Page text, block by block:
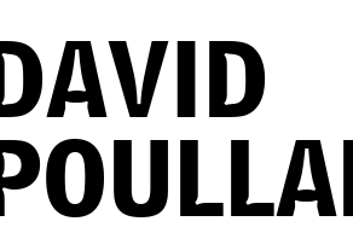
DAVID